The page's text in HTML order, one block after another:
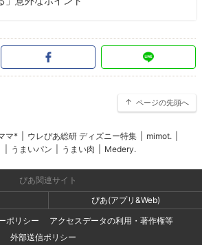
ページの先頭へ
マ* ウレぴあ総研 ディズニー特集 mimot.
うまいパン うまい肉 Medery.
ぴあ関連サイト
ぴあ(アプリ&Web)
ポリシー
アクセスデータの利用・著作権等
外部送信ポリシー